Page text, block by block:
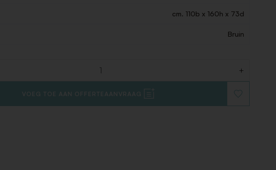
cm. 110b x 160h x 73d
Bruin
+
VOEG TOE AAN OFFERTEAANVRAAG
TOE